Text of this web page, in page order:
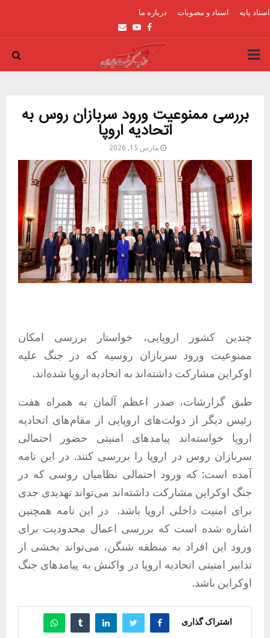
اسناد پایه اسناد و مصوبات درباره ما
Facebook
Youtube
Email
PRIMARY
بررسی ممنوعیت ورود سربازان روس به
اتحادیه اروپا
مارس 15, 2026
چندین کشور اروپایی، خواستار بررسی امکان
ممنوعیت ورود سربازان روسیه که در جنگ علیه
اوکراین مشارکت داشته‌اند به اتحادیه اروپا شده‌اند.
طبق گزارشات، صدر اعظم آلمان به همراه هفت
رئیس دیگر از دولت‌های اروپایی از مقام‌های اتحادیه
اروپا خواسته‌اند پیامدهای امنیتی حضور احتمالی
سربازان روس در اروپا را بررسی کنند. در این نامه‌
آمده است: که ورود احتمالی نظامیان روسی که در
جنگ اوکراین مشارکت داشته‌اند می‌تواند تهدیدی جدی
برای امنیت داخلی اروپا باشد. در این نامه همچنین
اشاره شده است که بررسی اعمال محدودیت برای
ورود این افراد به منطقه شنگن، می‌تواند بخشی از
تدابیر امنیتی اتحادیه اروپا در واکنش به پیامدهای جنگ
اوکراین باشد.
اشتراک گذاری